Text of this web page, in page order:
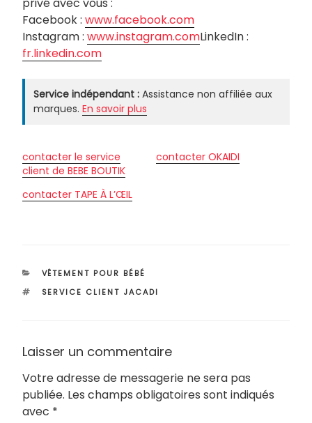
privé avec vous :
Facebook : www.facebook.com
Instagram : www.instagram.comLinkedIn :
fr.linkedin.com
Service indépendant : Assistance non affiliée aux
marques. En savoir plus
contacter le service
client de BEBE BOUTIK
contacter OKAIDI
contacter TAPE À L’ŒIL
CATÉGORIES
VÊTEMENT POUR BÉBÉ
ÉTIQUETTES
SERVICE CLIENT JACADI
Laisser un commentaire
Votre adresse de messagerie ne sera pas
publiée. Les champs obligatoires sont indiqués
avec *